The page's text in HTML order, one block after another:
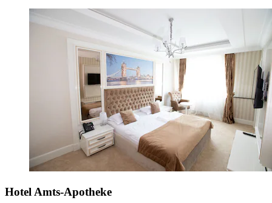
Hotel Amts-Apotheke